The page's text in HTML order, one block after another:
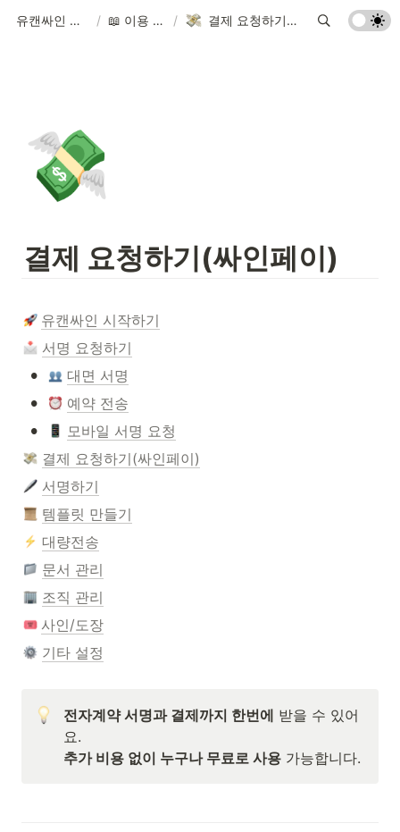
유캔싸인 고객센터 / 📖 이용 가이드 / 결제 요청하기(싸인페이)
💸
결제 요청하기(싸인페이)
유캔싸인 시작하기
서명 요청하기
• 대면 서명
• 예약 전송
•
모바일 서명 요청
결제 요청하기(싸인페이)
서명하기
템플릿 만들기
대량전송
문서 관리
조직 관리
사인/도장
기타 설정
전자계약 서명과 결제까지 한번에 받을 수 있어
추가 비용 없이 누구나 무료로 사용 가능합니다.